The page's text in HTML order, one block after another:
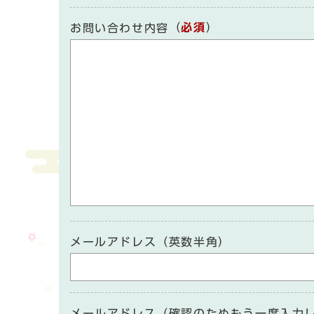
お問い合わせ内容 （必須）
メールアドレス（英数半角）